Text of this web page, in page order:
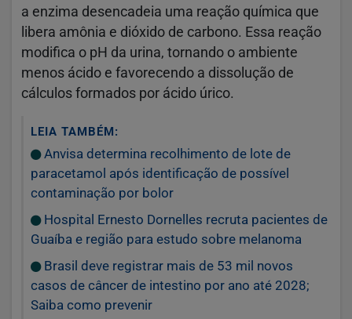
a enzima desencadeia uma reação química que
libera amônia e dióxido de carbono. Essa reação
modifica o pH da urina, tornando o ambiente
menos ácido e favorecendo a dissolução de
cálculos formados por ácido úrico.
LEIA TAMBÉM:
Anvisa determina recolhimento de lote de
paracetamol após identificação de possível
contaminação por bolor
Hospital Ernesto Dornelles recruta pacientes de
Guaíba e região para estudo sobre melanoma
Brasil deve registrar mais de 53 mil novos
casos de câncer de intestino por ano até 2028;
Saiba como prevenir